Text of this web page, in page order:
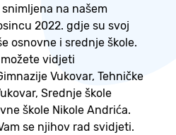
na našem
2022. gdje su svoj
osnovne i srednje škole.
vidjeti
Vukovar, Tehničke
Srednje škole
škole Nikole Andrića.
se njihov rad svidjeti.